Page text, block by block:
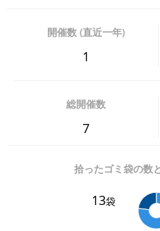
開催数 (直近一年)
1
総開催数
7
拾ったゴミ袋の数
13袋